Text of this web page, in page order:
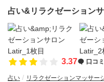
占い&リラクゼーション
3.37 口コミ
占い リラクゼーションマッサー